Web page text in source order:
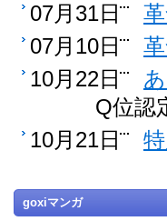
07月31日
07月10日
10月22日
Q位認
10月21日
goxiマンガ